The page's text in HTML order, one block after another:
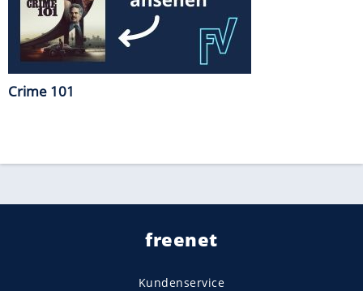
Crime 101
freenet
Kundenservice